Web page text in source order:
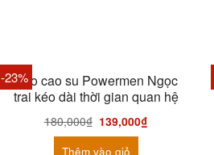
-23% HẾT HÀNG
Bao cao su Powermen Ngọc
trai kéo dài thời gian quan hệ
180,000₫ 139,000₫
Thêm vào giỏ